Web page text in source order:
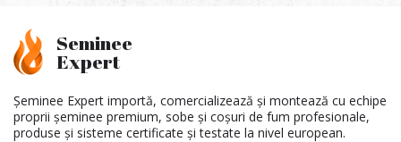
Seminee
Expert
Șeminee Expert importă, comercializează și montează cu echipe
proprii șeminee premium, sobe și coșuri de fum profesionale,
produse și sisteme certificate și testate la nivel european.